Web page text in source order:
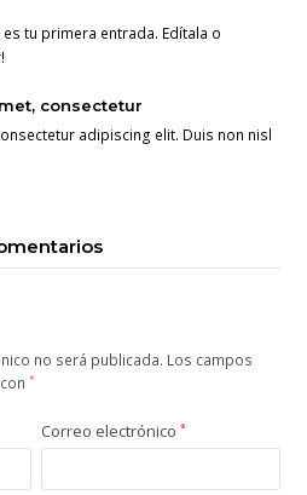
tu primera entrada. Edítala o
consectetur
adipiscing elit. Duis non nisl
no será publicada. Los campos
*
Correo electrónico*